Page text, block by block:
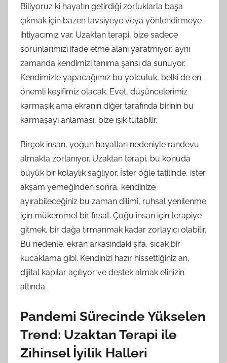
Biliyoruz ki hayatın getirdiği zorluklarla başa
çıkmak için bazen tavsiyeye veya yönlendirmeye
ihtiyacımız var. Uzaktan terapi, bize sadece
sorunlarımızı ifade etme alanı yaratmıyor, aynı
zamanda kendimizi tanıma şansı da sunuyor.
Kendimizle yapacağımız bu yolculuk, belki de en
önemli keşifimiz olacak. Evet, düşüncelerimiz
karmaşık ama ekranın diğer tarafında birinin bu
karmaşayı anlaması, bize ışık tutabilir.
Birçok insan, yoğun hayatları nedeniyle randevu
almakta zorlanıyor. Uzaktan terapi, bu konuda
büyük bir kolaylık sağlıyor. İster öğle tatilinde, ister
akşam yemeğinden sonra, kendinize
ayırabileceğiniz bu zaman dilimi, ruhsal yenilenme
için mükemmel bir fırsat. Çoğu insan için terapiye
gitmek, bir dağa tırmanmak kadar zorlayıcı olabilir.
Bu nedenle, ekran arkasındaki şifa, sıcak bir
kucaklama gibi. Kendinizi hazır hissettiğiniz an,
dijital kapılar açılıyor ve destek almak elinizin
altında.
Pandemi Sürecinde Yükselen
Trend: Uzaktan Terapi ile
Zihinsel İyilik Halleri